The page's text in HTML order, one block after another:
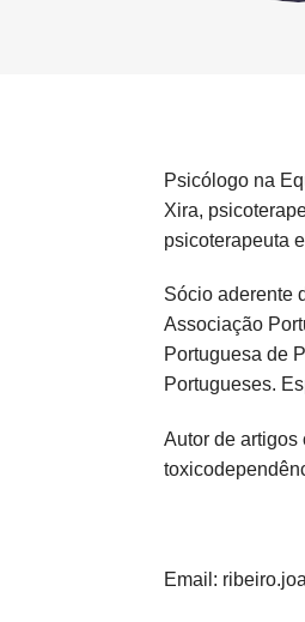
Psicólogo na
Xira,
psicoterapeuta
Sócio aderente
Associação
Portuguesa de
Portugueses.
Autor de artigos
Email: